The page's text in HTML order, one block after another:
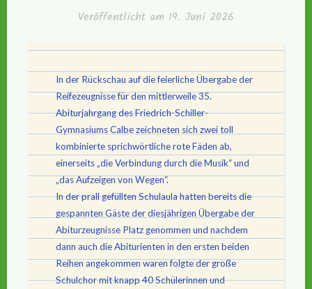
Veröffentlicht am 19. Juni 2026
In der Rückschau auf die feierliche Übergabe der
Reifezeugnisse für den mittlerweile 35.
Abiturjahrgang des Friedrich-Schiller-
Gymnasiums Calbe zeichneten sich zwei toll
kombinierte sprichwörtliche rote Fäden ab,
einerseits „die Verbindung durch die Musik“ und
„das Aufzeigen von Wegen“.
In der prall gefüllten Schulaula hatten bereits die
gespannten Gäste der diesjährigen Übergabe der
Abiturzeugnisse Platz genommen und nachdem
dann auch die Abiturienten in den ersten beiden
Reihen angekommen waren folgte der große
Schulchor mit knapp 40 Schülerinnen und